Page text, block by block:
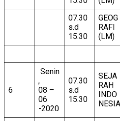
07.30
s.d
15.30
GEOG
RAFI
(LM)
6
Senin
,
08 –
06
-2020
07.30
s.d
15.30
SEJA
RAH
INDO
NESIA